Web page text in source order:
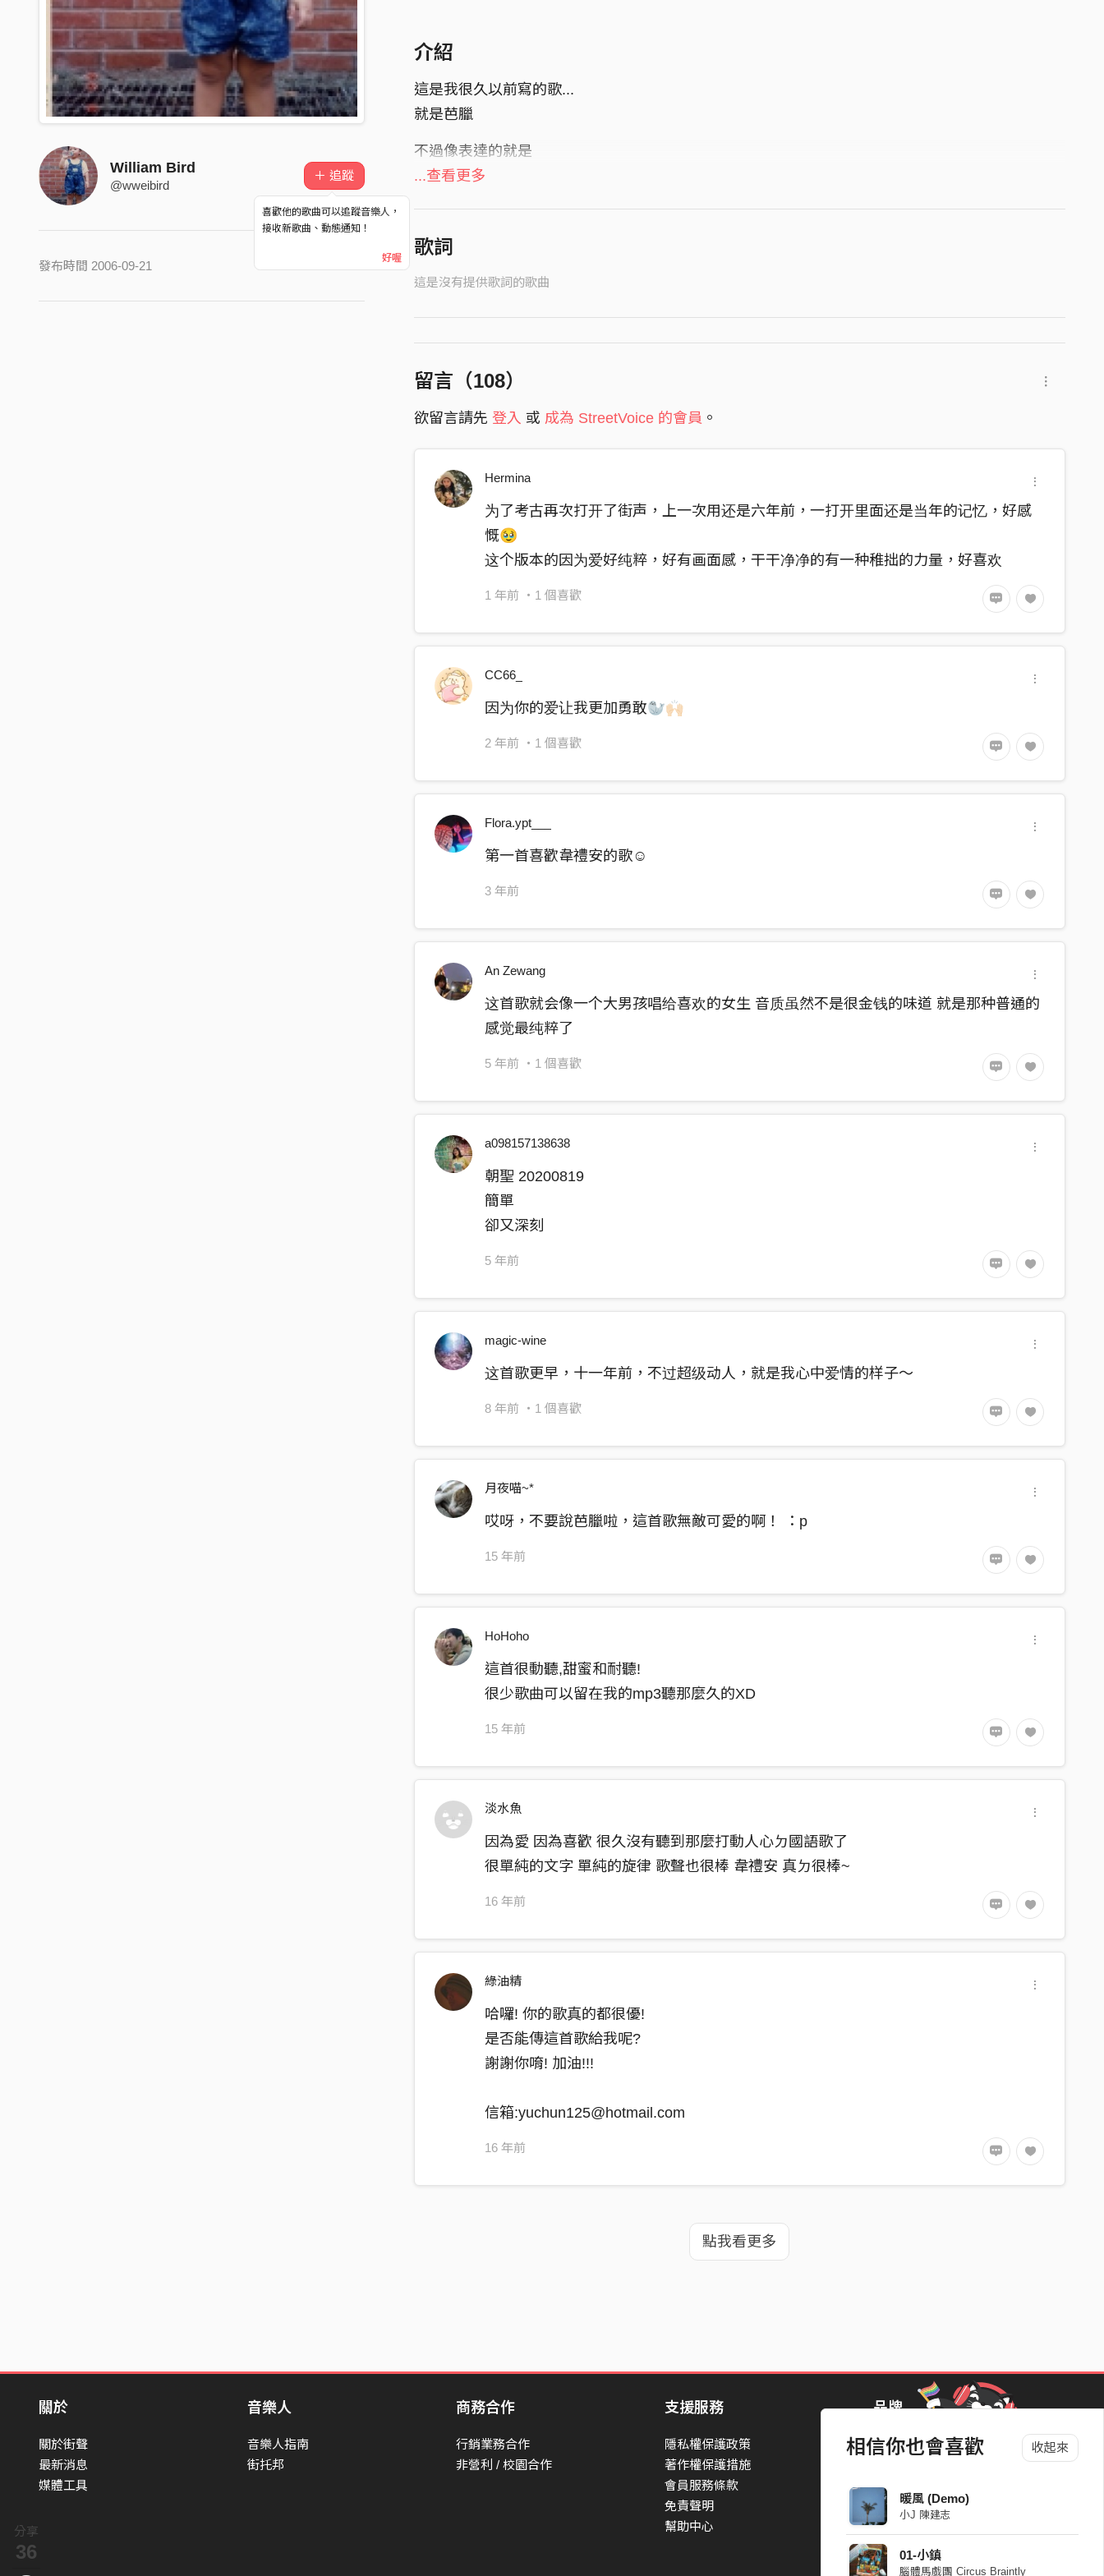
分享
36
相信你也會喜歡 收起來
暖風 (Demo)
小J 陳建志
01-小鎮
腦體馬戲團 Circus Braintly
William Bird
@wweibird
＋ 追蹤
喜歡他的歌曲可以追蹤音樂人，
接收新歌曲、動態通知！
好喔
發布時間 2006-09-21
介紹
這是我很久以前寫的歌...
就是芭臘
不過像表達的就是
有時候愛是沒有理由的
...查看更多
歌詞
這是沒有提供歌詞的歌曲
留言（108）
欲留言請先 登入 或 成為 StreetVoice 的會員 。
Hermina
为了考古再次打开了街声，上一次用还是六年前，一打开里面还是当年的记忆，好感
慨🥹
这个版本的因为爱好纯粹，好有画面感，干干净净的有一种稚拙的力量，好喜欢
1 年前 ・1 個喜歡
CC66_
因为你的爱让我更加勇敢🦭🙌🏻
2 年前 ・1 個喜歡
Flora.ypt___
第一首喜歡韋禮安的歌☺️
3 年前
An Zewang
这首歌就会像一个大男孩唱给喜欢的女生 音质虽然不是很金钱的味道 就是那种普通的
感觉最纯粹了
5 年前 ・1 個喜歡
a098157138638
朝聖 20200819
簡單
卻又深刻
5 年前
magic-wine
这首歌更早，十一年前，不过超级动人，就是我心中爱情的样子～
8 年前 ・1 個喜歡
月夜喵~*
哎呀，不要說芭臘啦，這首歌無敵可愛的啊！ ：p
15 年前
HoHoho
這首很動聽,甜蜜和耐聽!
很少歌曲可以留在我的mp3聽那麼久的XD
15 年前
淡水魚
因為愛 因為喜歡 很久沒有聽到那麼打動人心ㄉ國語歌了
很單純的文字 單純的旋律 歌聲也很棒 韋禮安 真ㄉ很棒~
16 年前
綠油精
哈囉! 你的歌真的都很優!
是否能傳這首歌給我呢?
謝謝你唷! 加油!!!
信箱:yuchun125@hotmail.com
16 年前
點我看更多
關於
關於街聲
最新消息
媒體工具
音樂人
音樂人指南
街托邦
商務合作
行銷業務合作
非營利 / 校園合作
支援服務
隱私權保護政策
著作權保護措施
會員服務條款
免責聲明
幫助中心
品牌
StreetVoice Awards 街聲音樂獎
Blow 吹音樂
Packer 派歌
SimpleLife 簡單生活節
ParkPark Carnival
一起比 YEAH 吧